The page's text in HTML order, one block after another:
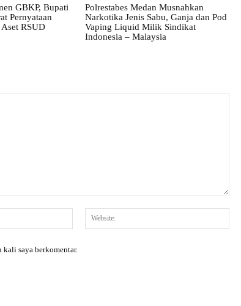
GBKP, Bupati
Pernyataan
RSUD
Polrestabes Medan Musnahkan
Narkotika Jenis Sabu, Ganja dan Pod
Vaping Liquid Milik Sindikat
Indonesia – Malaysia
Email:*
saya berkomentar.